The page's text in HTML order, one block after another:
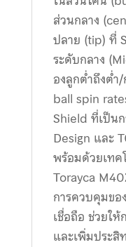
ส่วนกลาง
ปลาย (tip) ที่
ระดับกลาง
องลูกต่ำถึงต่
ball spin
Shield ที่เป็น
Design และ
พร้อมด้วยเท
Torayca
การควบคุมขอ
เชื่อถือ ช่วยใ
และเพิ่มประสิ